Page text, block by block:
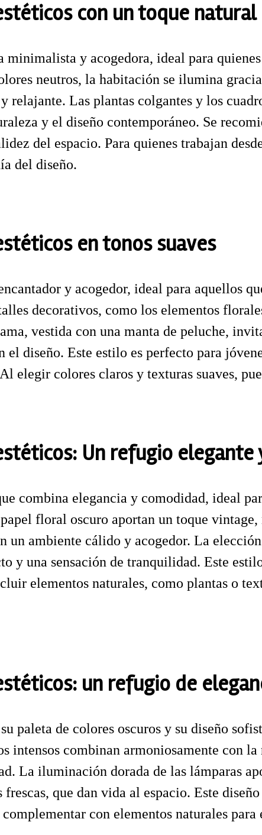
con un toque natural
minimalista y acogedora, ideal para
neutros, la habitación se ilumina
relajante. Las plantas colgantes y los
y el diseño contemporáneo. Se
del espacio. Para quienes trabajan
del diseño.
en tonos suaves
y acogedor, ideal para aquellos
decorativos, como los elementos
vestida con una manta de peluche,
diseño. Este estilo es perfecto para
elegir colores claros y texturas suaves,
Un refugio elegante
combina elegancia y comodidad, ideal
floral oscuro aportan un toque
un ambiente cálido y acogedor. La
y una sensación de tranquilidad. Este
elementos naturales, como plantas o
un refugio de
paleta de colores oscuros y su diseño
intensos combinan armoniosamente con
La iluminación dorada de las lámparas
que dan vida al espacio. Este
con elementos naturales